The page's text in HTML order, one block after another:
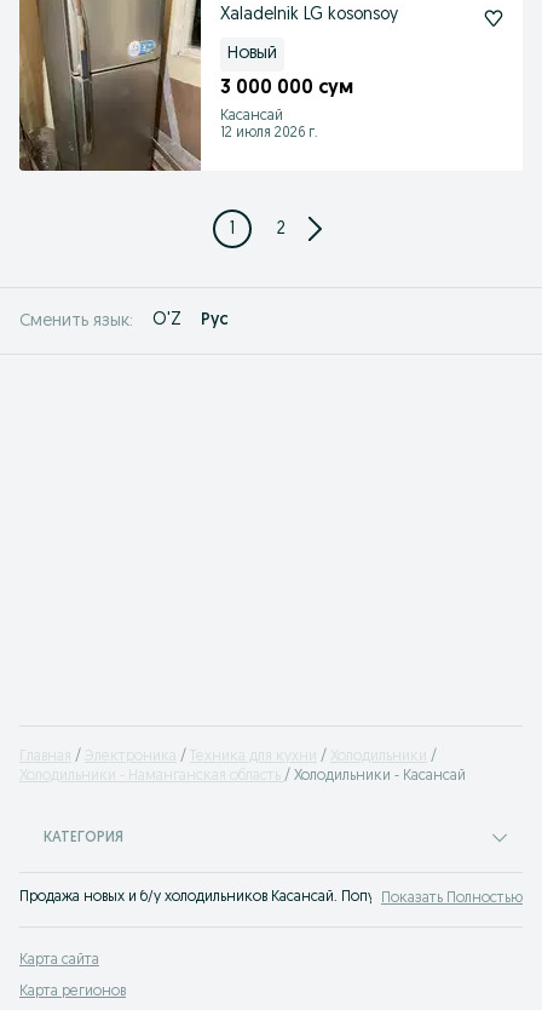
Xaladelnik LG kosonsoy
Новый
3 000 000 сум
Касансай
12 июля 2026 г.
1 2
Сменить язык: O'Z Рус
Главная Электроника Техника для кухни
Холодильники
Холодильники - Наманганская область
Холодильники - Касансай
КАТЕГОРИЯ
Продажа новых и б/у холодильников Касансай. Популярные бренды
Показать Полностью
Карта сайта
Карта регионов